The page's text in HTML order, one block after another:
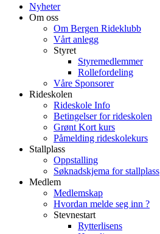
Nyheter
Om oss
Om Bergen Rideklubb
Vårt anlegg
Styret
Styremedlemmer
Rollefordeling
Våre Sponsorer
Rideskolen
Rideskole Info
Betingelser for rideskolen
Grønt Kort kurs
Påmelding rideskolekurs
Stallplass
Oppstalling
Søknadskjema for stallplass
Medlem
Medlemskap
Hvordan melde seg inn ?
Stevnestart
Rytterlisens